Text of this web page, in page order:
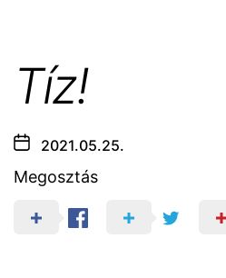
Tíz!
2021.05.25.
Megosztás